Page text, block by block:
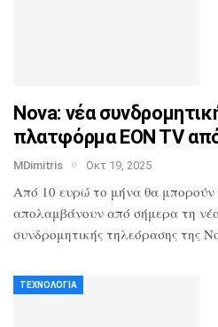
Nova: νέα
πλατφόρμα EON TV
MDimitris Οκτ 19, 2025
Από 10 ευρώ το μήνα θα μπορούν
απολαμβάνουν από σήμερα τη
συνδρομητικής τηλεόρασης της
ΤΕΧΝΟΛΟΓΊΑ